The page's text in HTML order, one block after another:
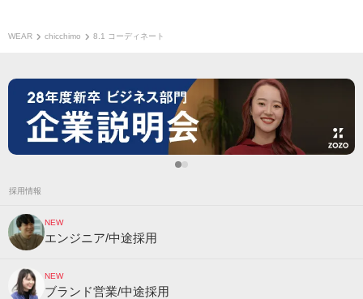
WEAR chicchimo 8.1 コーディネート
採用情報
NEW
エンジニア/中途採用
NEW
ブランド営業/中途採用